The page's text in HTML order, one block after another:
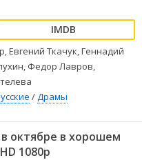
Евгений Ткачук, Геннадий
Федор Лавров,
/Драмы
октябре в хорошем
1080p